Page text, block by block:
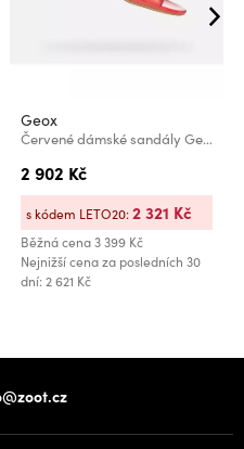
Geox
Červené dámské sandály Geox New Eraklia 80 T01
2 902 Kč
Běžná cena3 399 Kč
Nejnižší cena za posledních 30
dní: 2 621 Kč
s kódem LETO20:2 321 Kč